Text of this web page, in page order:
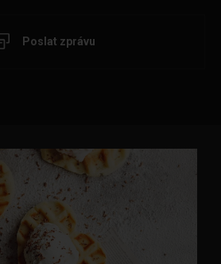
Poslat zprávu